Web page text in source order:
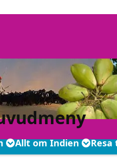
Allt om Indien